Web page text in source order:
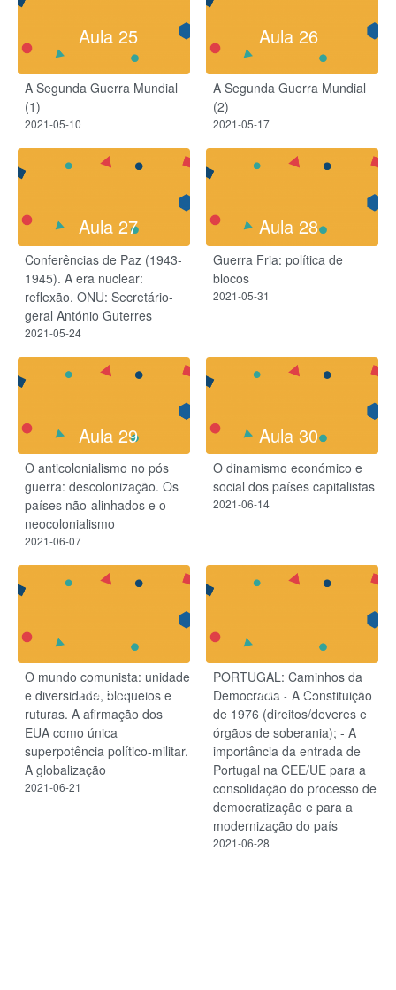
Aula 25
A Segunda Guerra Mundial
(1)
2021-05-10
Aula 26
A Segunda Guerra Mundial
(2)
2021-05-17
Aula 27
Conferências de Paz (1943-
1945). A era nuclear:
reflexão. ONU: Secretário-
geral António Guterres
2021-05-24
Aula 28
Guerra Fria: política de
blocos
2021-05-31
Aula 29
O anticolonialismo no pós
guerra: descolonização. Os
países não-alinhados e o
neocolonialismo
2021-06-07
Aula 30
O dinamismo económico e
social dos países capitalistas
2021-06-14
Aula 31
O mundo comunista: unidade
e diversidade, bloqueios e
ruturas. A afirmação dos
EUA como única
superpotência político-militar.
A globalização
2021-06-21
Aula 32
PORTUGAL: Caminhos da
Democracia - A Constituição
de 1976 (direitos/deveres e
órgãos de soberania); - A
importância da entrada de
Portugal na CEE/UE para a
consolidação do processo de
democratização e para a
modernização do país
2021-06-28